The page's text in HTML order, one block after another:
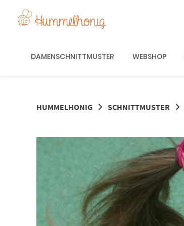
DAMENSCHNITTMUSTER WEBSHOP
HUMMELHONIG SCHNITTMUSTER